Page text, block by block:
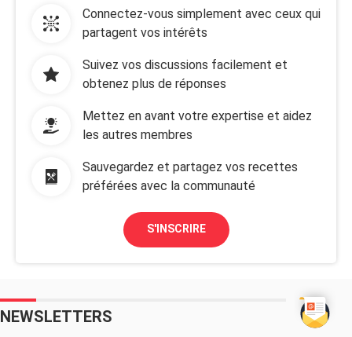
Connectez-vous simplement avec ceux qui
partagent vos intérêts
Suivez vos discussions facilement et
obtenez plus de réponses
Mettez en avant votre expertise et aidez
les autres membres
Sauvegardez et partagez vos recettes
préférées avec la communauté
S'INSCRIRE
NEWSLETTERS